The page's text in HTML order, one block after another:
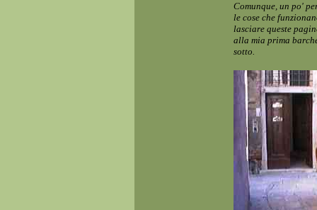
Comunque, un po'
le cose che
lasciare queste
alla mia prima
sotto.